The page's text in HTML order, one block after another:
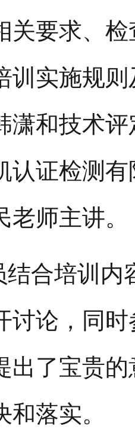
关要求、
训实施规
潇和技术
认证检测
师主讲。
结合培训内
讨论，同
出了宝贵
落实。